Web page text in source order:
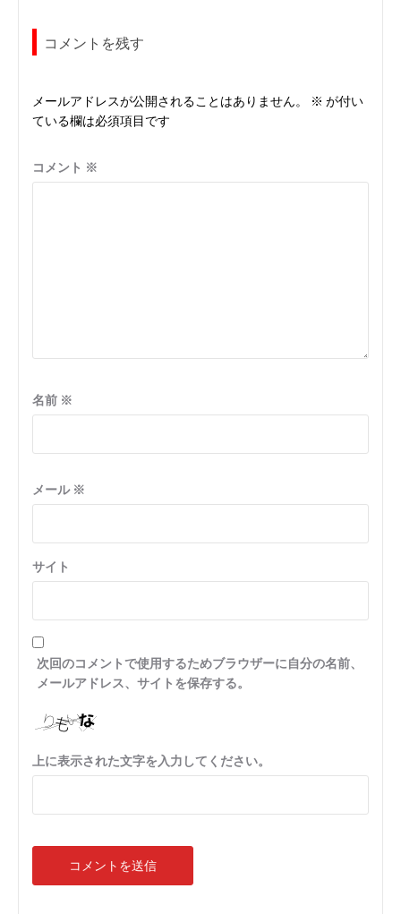
コメントを残す
メールアドレスが公開されることはありません。 ※ が付い
ている欄は必須項目です
コメント ※
名前 ※
メール ※
サイト
次回のコメントで使用するためブラウザーに自分の名前、
メールアドレス、サイトを保存する。
上に表示された文字を入力してください。